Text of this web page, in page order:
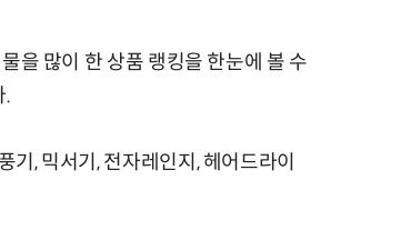
을 많이 한 상품 랭킹을 한눈에 볼 수
.
, 믹서기, 전자레인지, 헤어드라이